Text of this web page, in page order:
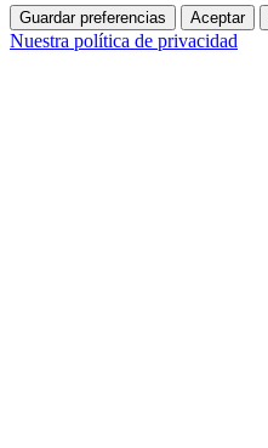
Guardar preferencias Aceptar
Nuestra política de privacidad